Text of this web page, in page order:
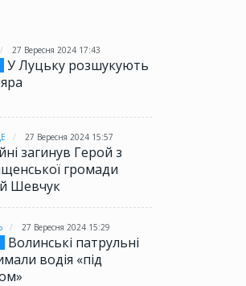
27 Вересня 2024 17:43
У Луцьку розшукують
27 Вересня 2024 15:57
загинув Герой з
громади
Шевчук
27 Вересня 2024 15:29
Волинські патрульні
водія «під